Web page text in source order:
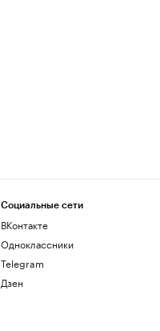
Социальные сети
ВКонтакте
Одноклассники
Telegram
Дзен